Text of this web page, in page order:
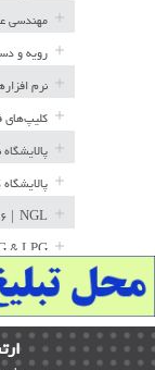
مهندسی
رویه و
نرم
کلیپ‌های
پالایشگاه
NGL
& LPG
خط لوله | ۳۶
مخازن
پتروشیمی